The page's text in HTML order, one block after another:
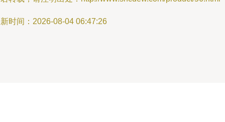
时间：2026-08-04 06:47:26